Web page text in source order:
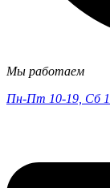
Мы работаем
Пн-Пт 10-19, Сб